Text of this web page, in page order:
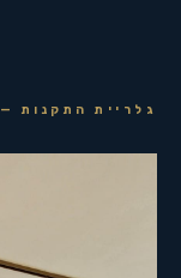
גלריית התקנות